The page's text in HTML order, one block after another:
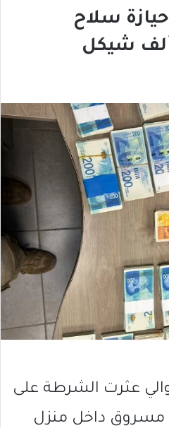
سلاح
عثرت الشرطة على
داخل منزل